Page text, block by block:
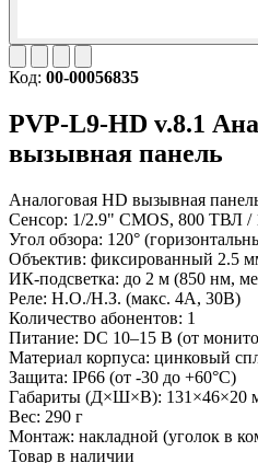
Код: 00-00056835
PVP-L9-HD v.8.1
вызывная панель
Аналоговая HD вызывная
Сенсор: 1/2.9" CMOS, 800 ТВЛ /
Угол обзора: 120°
Объектив: фиксированный 2.5
ИК-подсветка: до 2 м (850 нм,
Реле: Н.О./Н.З. (макс. 4А, 30В)
Количество абонентов: 1
Питание: DC 10–15 В (от
Материал корпуса: цинковый
Защита: IP66 (от -30 до +60°C)
Габариты (Д×Ш×В): 131×46×20
Вес: 290 г
Монтаж: накладной (уголок в
Товар в наличии